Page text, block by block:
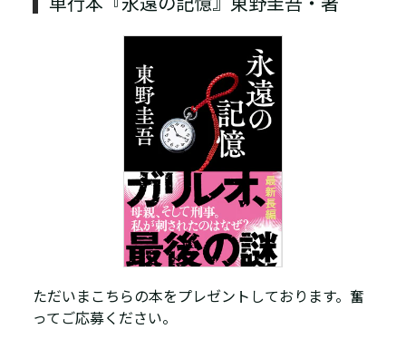
ただいまこちらの本をプレゼントしております。奮
ってご応募ください。